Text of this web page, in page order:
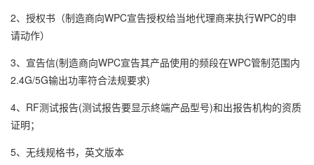
2、授权书（制造商向WPC宣告授权给当地代理商来执行WPC的申
请动作）
3、宣告信(制造商向WPC宣告其产品使用的频段在WPC管制范围内
2.4G/5G输出功率符合法规要求)
4、RF测试报告(测试报告要显示終端产品型号)和出报告机构的资质
证明；
5、无线规格书，英文版本